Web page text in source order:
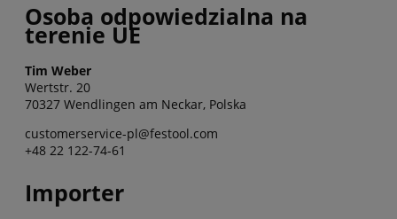
Osoba odpowiedzialna na
terenie UE
Tim Weber
Wertstr. 20
70327 Wendlingen am Neckar, Polska
customerservice-pl@festool.com
+48 22 122-74-61
Importer